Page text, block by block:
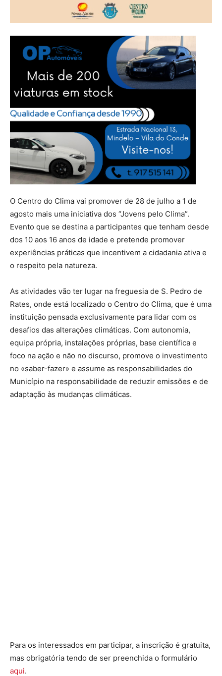
O Centro do Clima vai promover de 28 de julho a 1 de
agosto mais uma iniciativa dos “Jovens pelo Clima”.
Evento que se destina a participantes que tenham desde
dos 10 aos 16 anos de idade e pretende promover
experiências práticas que incentivem a cidadania ativa e
o respeito pela natureza.
As atividades vão ter lugar na freguesia de S. Pedro de
Rates, onde está localizado o Centro do Clima, que é uma
instituição pensada exclusivamente para lidar com os
desafios das alterações climáticas. Com autonomia,
equipa própria, instalações próprias, base científica e
foco na ação e não no discurso, promove o investimento
no «saber-fazer» e assume as responsabilidades do
Município na responsabilidade de reduzir emissões e de
adaptação às mudanças climáticas.
Para os interessados em participar, a inscrição é gratuita,
mas obrigatória tendo de ser preenchida o formulário
aqui.